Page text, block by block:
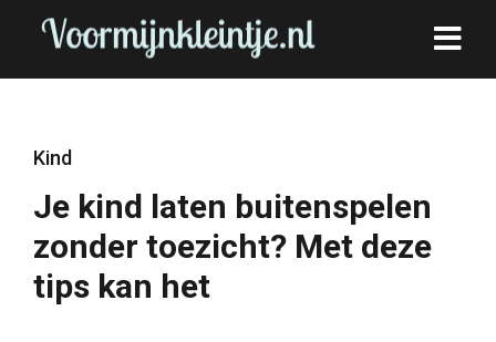
Kind
Je kind laten buitenspelen
zonder toezicht? Met deze
tips kan het